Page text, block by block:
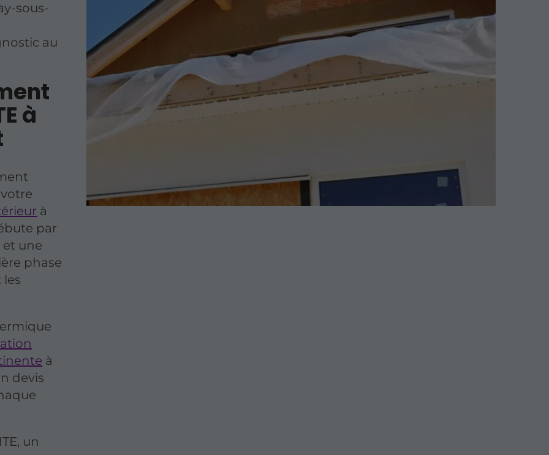
sous-
au
à
à
par
et une
phase
à
devis
un